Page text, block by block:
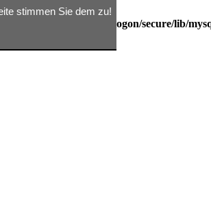
d362791809/htdocs/rix/logon/secure/lib/
stimmen Sie dem zu!